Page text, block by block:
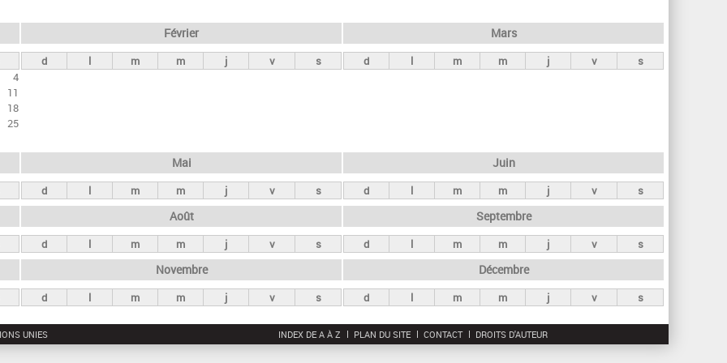
r
c
4
11
18
25
Février
d l m m j v s
Mars
d l m m j v s
Mai
d l m m j v s
Juin
d l m m j v s
Août
d l m m j v s
Septembre
d l m m j v s
Novembre
d l m m j v s
Décembre
d l m m j v s
UNIES INDEX DE A À Z PLAN DU SITE CONTACT DROITS D'AUTEUR